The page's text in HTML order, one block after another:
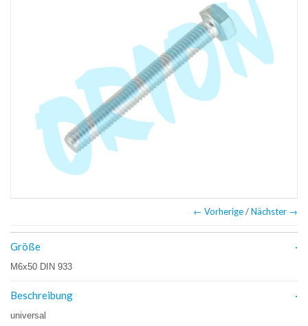
← Vorherige/Nächster →
Größe
M6x50 DIN 933
Beschreibung
universal